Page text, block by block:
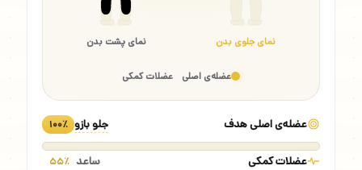
نمای جلوی بدن نمای پشت بدن
عضله‌ی اصلی عضلات کمکی
عضله‌ی اصلی هدف جلو بازو ۱۰۰٪
عضلات کمکی ساعد ۵۵٪